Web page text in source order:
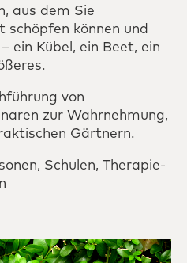
aus dem Sie
schöpfen können und
ein Kübel, ein Beet, ein
von
zur Wahrnehmung,
Gärtnern.
Schulen, Therapie-